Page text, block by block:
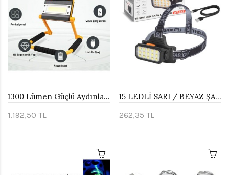
1300 Lümen Güçlü Aydınlatma Watton Wt-328
1.192,50 TL
15 LEDLİ SARI / BEYAZ ŞARJLI KAFA LAMBASI WATTON WT-652
262,35 TL